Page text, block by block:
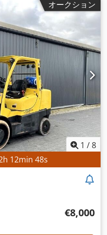
オークション
1 /8
h 12min 45s
€8,000